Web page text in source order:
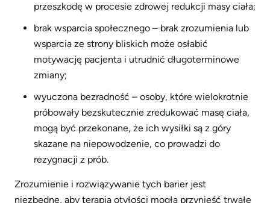
przeszkodę w procesie zdrowej redukcji masy ciała;
brak wsparcia społecznego – brak zrozumienia lub
wsparcia ze strony bliskich może osłabić
motywację pacjenta i utrudnić długoterminowe
zmiany;
wyuczona bezradność – osoby, które wielokrotnie
próbowały bezskutecznie zredukować masę ciała,
mogą być przekonane, że ich wysiłki są z góry
skazane na niepowodzenie, co prowadzi do
rezygnacji z prób.
Zrozumienie i rozwiązywanie tych barier jest
niezbędne, aby terapia otyłości mogła przynieść trwałe